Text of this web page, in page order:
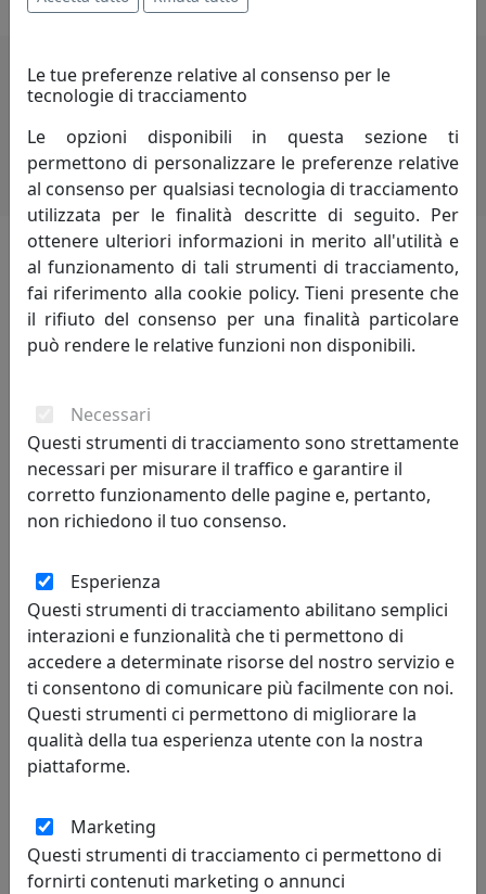
Potrebbero interessarti
Lascia una recensione
Leggi le recensioni
R. de Martino
03/08/2026
Sono molto soddisfatta del mio acquisto, un vassoio rettangolare Like
water, in realtà è il secondo (il primo lo avevo acquistato circa 3 anni fa).
Articolo effettivamente di design, curato nelle rifiniture, molto
resistente, funzionale ed elegante. Il servizio clienti è eccellente. Per la
consegna, da parte del corriere Bartolini, ho dovuto attendere qualche
venditore il quale anzi si è prontamente attivato affinché la consegna
avvenisse in tempi brevi. Nel complesso è stata un’ottima esperienza.
Consigliatissimo!!
Le tue preferenze relative al consenso per le
tecnologie di tracciamento
Le opzioni disponibili in questa sezione ti
permettono di personalizzare le preferenze relative
al consenso per qualsiasi tecnologia di tracciamento
utilizzata per le finalità descritte di seguito. Per
ottenere ulteriori informazioni in merito all'utilità e
al funzionamento di tali strumenti di tracciamento,
fai riferimento alla cookie policy. Tieni presente che
il rifiuto del consenso per una finalità particolare
può rendere le relative funzioni non disponibili.
Necessari
Questi strumenti di tracciamento sono strettamente
necessari per misurare il traffico e garantire il
corretto funzionamento delle pagine e, pertanto,
non richiedono il tuo consenso.
Esperienza
Questi strumenti di tracciamento abilitano semplici
interazioni e funzionalità che ti permettono di
accedere a determinate risorse del nostro servizio e
ti consentono di comunicare più facilmente con noi.
Questi strumenti ci permettono di migliorare la
qualità della tua esperienza utente con la nostra
piattaforme.
Marketing
Questi strumenti di tracciamento ci permettono di
fornirti contenuti marketing o annunci